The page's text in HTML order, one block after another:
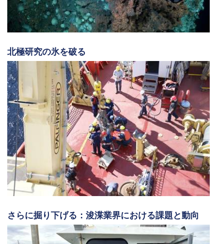
北極研究の氷を破る
さらに掘り下げる：浚渫業界における課題と動向